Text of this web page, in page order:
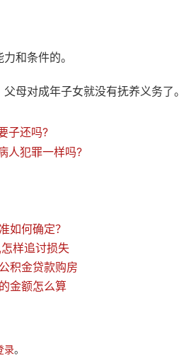
和条件的。
母对成年子女就没有抚养义务了。
子还吗?
人犯罪一样吗?
如何确定？
样追讨损失
积金贷款购房
金额怎么算
录。